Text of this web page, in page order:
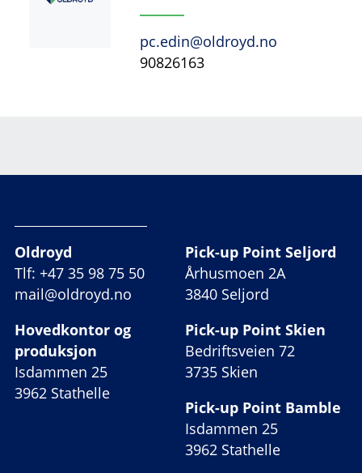
pc.edin@oldroyd.no
90826163
Oldroyd
Tlf: +47 35 98 75 50
mail@oldroyd.no
Hovedkontor og
produksjon
Isdammen 25
3962 Stathelle
Pick-up Point Seljord
Århusmoen 2A
3840 Seljord
Pick-up Point Skien
Bedriftsveien 72
3735 Skien
Pick-up Point Bamble
Isdammen 25
3962 Stathelle